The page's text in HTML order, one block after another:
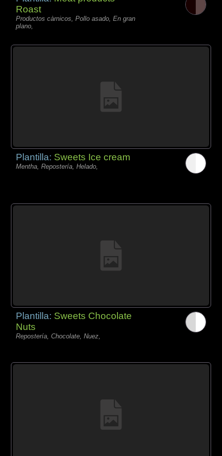
Roast
Productos càrnicos, Pollo asado, En gran
plano,
Plantilla: Sweets Ice cream
Mentha, Repostería, Helado,
Plantilla: Sweets Chocolate
Nuts
Repostería, Chocolate, Nuez,